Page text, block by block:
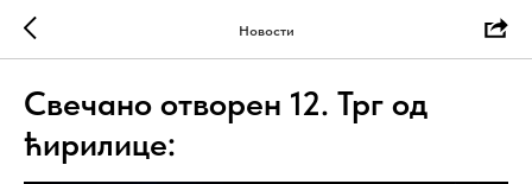
Новости
Свечано отворен 12. Трг од
ћирилице: